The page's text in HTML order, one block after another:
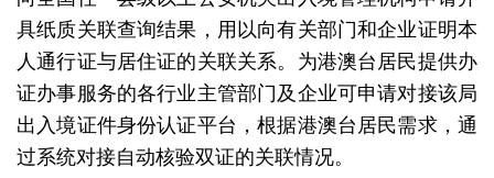
具纸质关联查询结果，用以向有关部门和企业证明本
人通行证与居住证的关联关系。为港澳台居民提供办
证办事服务的各行业主管部门及企业可申请对接该局
出入境证件身份认证平台，根据港澳台居民需求，通
过系统对接自动核验双证的关联情况。